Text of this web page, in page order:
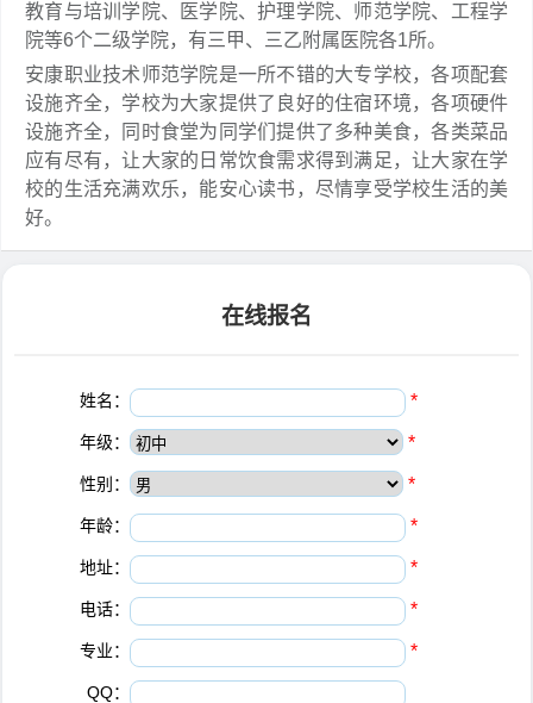
教育与培训学院、医学院、护理学院、师范学院、工程学
院等6个二级学院，有三甲、三乙附属医院各1所。
安康职业技术师范学院是一所不错的大专学校，各项配套
设施齐全，学校为大家提供了良好的住宿环境，各项硬件
设施齐全，同时食堂为同学们提供了多种美食，各类菜品
应有尽有，让大家的日常饮食需求得到满足，让大家在学
校的生活充满欢乐，能安心读书，尽情享受学校生活的美
好。
在线报名
姓名： *
年级： *
性别： *
年龄： *
地址： *
电话： *
专业： *
QQ：